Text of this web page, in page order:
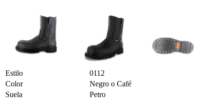
Estilo
0112
Color
Negro o Café
Suela
Petro